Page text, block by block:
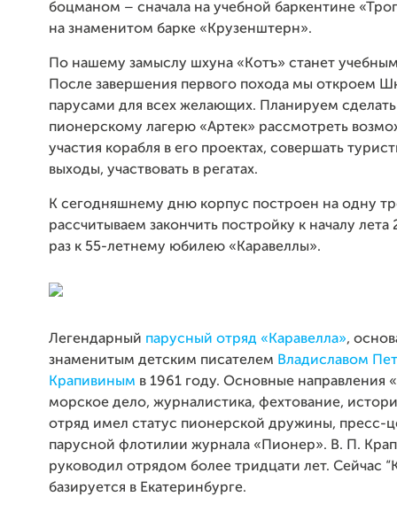
боцманом – сначала на учебной баркентине
на знаменитом барке «Крузенштерн».
По нашему замыслу шхуна «Котъ» станет
После завершения первого похода мы откроем
парусами для всех желающих. Планируем
пионерскому лагерю «Артек» рассмотреть
участия корабля в его проектах, совершать
выходы, участвовать в регатах.
К сегодняшнему дню корпус построен на одну
рассчитываем закончить постройку к началу лета
раз к 55-летнему юбилею «Каравеллы».
Легендарный парусный отряд «Каравелла»,
знаменитым детским писателем Владиславом
Крапивиным в 1961 году. Основные направления
морское дело, журналистика, фехтование,
отряд имел статус пионерской дружины, пресс-
парусной флотилии журнала «Пионер». В. П.
руководил отрядом более тридцати лет. Сейчас
базируется в Екатеринбурге.